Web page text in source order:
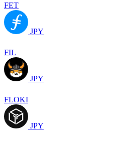
FET
JPY
FIL
JPY
FLOKI
JPY